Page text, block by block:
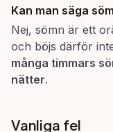
Kan man säga
Nej, sömn är ett
och böjs därför
många timmars
nätter.
Vanliga fel